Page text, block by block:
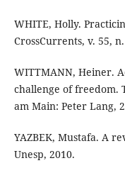
WHITE, Holly.
CrossCurrents, v. 55,
WITTMANN, Heiner.
challenge of freedom.
am Main: Peter Lang,
YAZBEK, Mustafa. A
Unesp, 2010.